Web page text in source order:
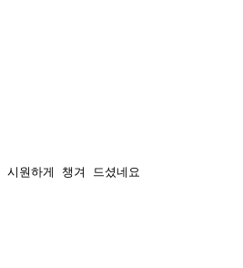
원하게 챙겨 드셨네요